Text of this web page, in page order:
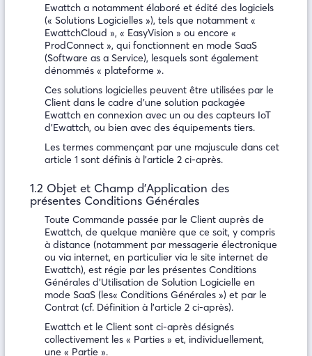
Ewattch a notamment élaboré et édité des logiciels
(« Solutions Logicielles »), tels que notamment «
EwattchCloud », « EasyVision » ou encore «
ProdConnect », qui fonctionnent en mode SaaS
(Software as a Service), lesquels sont également
dénommés « plateforme ».
Ces solutions logicielles peuvent être utilisées par le
Client dans le cadre d’une solution packagée
Ewattch en connexion avec un ou des capteurs IoT
d’Ewattch, ou bien avec des équipements tiers.
Les termes commençant par une majuscule dans cet
article 1 sont définis à l’article 2 ci-après.
1.2 Objet et Champ d’Application des
présentes Conditions Générales
Toute Commande passée par le Client auprès de
Ewattch, de quelque manière que ce soit, y compris
à distance (notamment par messagerie électronique
ou via internet, en particulier via le site internet de
Ewattch), est régie par les présentes Conditions
Générales d’Utilisation de Solution Logicielle en
mode SaaS (les« Conditions Générales ») et par le
Contrat (cf. Définition à l’article 2 ci-après).
Ewattch et le Client sont ci-après désignés
collectivement les « Parties » et, individuellement,
une « Partie ».